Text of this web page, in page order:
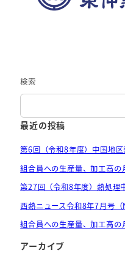
検索
最近の投稿
第6回（令和8年度）中国地
組合員への生産量、加工高
第27回（令和8年度）熱処理
西熱ニュース令和8年7月号（
組合員への生産量、加工高
アーカイブ